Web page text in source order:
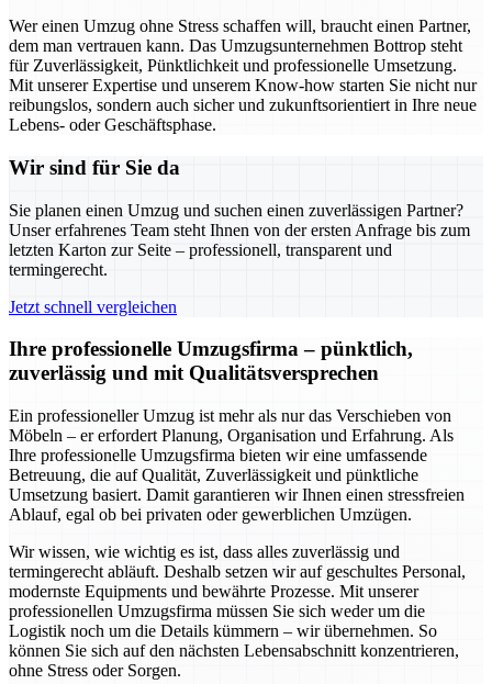
Wer einen Umzug ohne Stress schaffen will, braucht einen Partner,
dem man vertrauen kann. Das Umzugsunternehmen Bottrop steht
für Zuverlässigkeit, Pünktlichkeit und professionelle Umsetzung.
Mit unserer Expertise und unserem Know-how starten Sie nicht nur
reibungslos, sondern auch sicher und zukunftsorientiert in Ihre neue
Lebens- oder Geschäftsphase.
Wir sind für Sie da
Sie planen einen Umzug und suchen einen zuverlässigen Partner?
Unser erfahrenes Team steht Ihnen von der ersten Anfrage bis zum
letzten Karton zur Seite – professionell, transparent und
termingerecht.
Jetzt schnell vergleichen
Ihre professionelle Umzugsfirma – pünktlich,
zuverlässig und mit Qualitätsversprechen
Ein professioneller Umzug ist mehr als nur das Verschieben von
Möbeln – er erfordert Planung, Organisation und Erfahrung. Als
Ihre professionelle Umzugsfirma bieten wir eine umfassende
Betreuung, die auf Qualität, Zuverlässigkeit und pünktliche
Umsetzung basiert. Damit garantieren wir Ihnen einen stressfreien
Ablauf, egal ob bei privaten oder gewerblichen Umzügen.
Wir wissen, wie wichtig es ist, dass alles zuverlässig und
termingerecht abläuft. Deshalb setzen wir auf geschultes Personal,
modernste Equipments und bewährte Prozesse. Mit unserer
professionellen Umzugsfirma müssen Sie sich weder um die
Logistik noch um die Details kümmern – wir übernehmen. So
können Sie sich auf den nächsten Lebensabschnitt konzentrieren,
ohne Stress oder Sorgen.